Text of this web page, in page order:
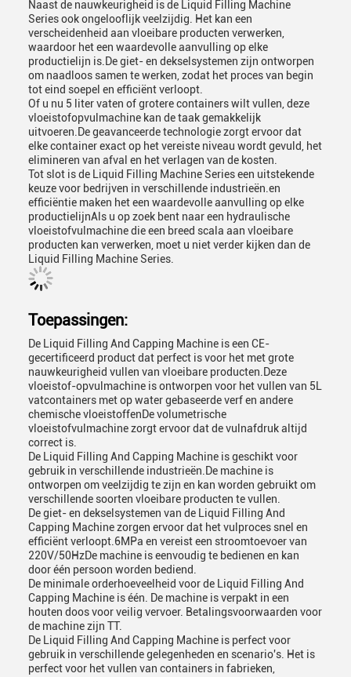
Naast de nauwkeurigheid is de Liquid Filling Machine
Series ook ongelooflijk veelzijdig. Het kan een
verscheidenheid aan vloeibare producten verwerken,
waardoor het een waardevolle aanvulling op elke
productielijn is.De giet- en dekselsystemen zijn ontworpen
om naadloos samen te werken, zodat het proces van begin
tot eind soepel en efficiënt verloopt.
Of u nu 5 liter vaten of grotere containers wilt vullen, deze
vloeistofopvulmachine kan de taak gemakkelijk
uitvoeren.De geavanceerde technologie zorgt ervoor dat
elke container exact op het vereiste niveau wordt gevuld, het
elimineren van afval en het verlagen van de kosten.
Tot slot is de Liquid Filling Machine Series een uitstekende
keuze voor bedrijven in verschillende industrieën.en
efficiëntie maken het een waardevolle aanvulling op elke
productielijnAls u op zoek bent naar een hydraulische
vloeistofvulmachine die een breed scala aan vloeibare
producten kan verwerken, moet u niet verder kijken dan de
Liquid Filling Machine Series.
Toepassingen:
De Liquid Filling And Capping Machine is een CE-
gecertificeerd product dat perfect is voor het met grote
nauwkeurigheid vullen van vloeibare producten.Deze
vloeistof-opvulmachine is ontworpen voor het vullen van 5L
vatcontainers met op water gebaseerde verf en andere
chemische vloeistoffenDe volumetrische
vloeistofvulmachine zorgt ervoor dat de vulnafdruk altijd
correct is.
De Liquid Filling And Capping Machine is geschikt voor
gebruik in verschillende industrieën.De machine is
ontworpen om veelzijdig te zijn en kan worden gebruikt om
verschillende soorten vloeibare producten te vullen.
De giet- en dekselsystemen van de Liquid Filling And
Capping Machine zorgen ervoor dat het vulproces snel en
efficiënt verloopt.6MPa en vereist een stroomtoevoer van
220V/50HzDe machine is eenvoudig te bedienen en kan
door één persoon worden bediend.
De minimale orderhoeveelheid voor de Liquid Filling And
Capping Machine is één. De machine is verpakt in een
houten doos voor veilig vervoer. Betalingsvoorwaarden voor
de machine zijn TT.
De Liquid Filling And Capping Machine is perfect voor
gebruik in verschillende gelegenheden en scenario's. Het is
perfect voor het vullen van containers in fabrieken,